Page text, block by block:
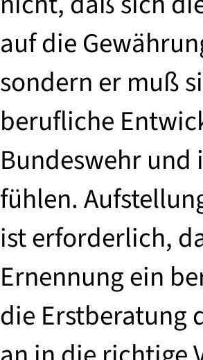
auf die
sondern er muß
berufliche
Bundeswehr
fühlen.
ist erforderlich,
Ernennung ein
die Erstberatung